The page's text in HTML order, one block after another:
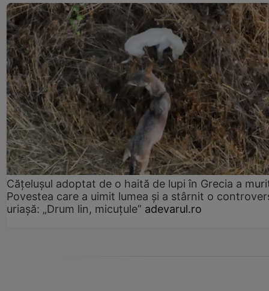
Cățelușul adoptat de o haită de lupi în Grecia a
Povestea care a uimit lumea și a stârnit o
uriașă: „Drum lin, micuțule” adevarul.ro